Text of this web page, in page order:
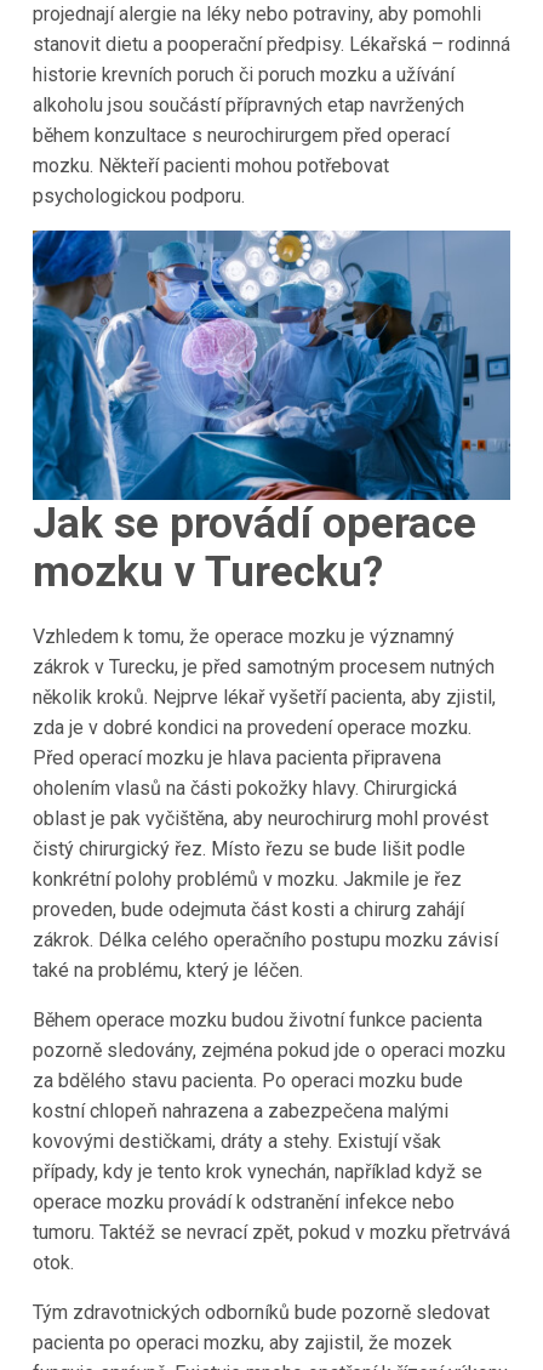
projednají alergie na léky nebo potraviny, aby pomohli
stanovit dietu a pooperační předpisy. Lékařská – rodinná
historie krevních poruch či poruch mozku a užívání
alkoholu jsou součástí přípravných etap navržených
během konzultace s neurochirurgem před operací
mozku. Někteří pacienti mohou potřebovat
psychologickou podporu.
Jak se provádí operace
mozku vTurecku?
Vzhledem k tomu, že operace mozku je významný
zákrok v Turecku, je před samotným procesem nutných
několik kroků. Nejprve lékař vyšetří pacienta, aby zjistil,
zda je v dobré kondici na provedení operace mozku.
Před operací mozku je hlava pacienta připravena
oholením vlasů na části pokožky hlavy. Chirurgická
oblast je pak vyčištěna, aby neurochirurg mohl provést
čistý chirurgický řez. Místo řezu se bude lišit podle
konkrétní polohy problémů v mozku. Jakmile je řez
proveden, bude odejmuta část kosti a chirurg zahájí
zákrok. Délka celého operačního postupu mozku závisí
také na problému, který je léčen.
Během operace mozku budou životní funkce pacienta
pozorně sledovány, zejména pokud jde o operaci mozku
za bdělého stavu pacienta. Po operaci mozku bude
kostní chlopeň nahrazena a zabezpečena malými
kovovými destičkami, dráty a stehy. Existují však
případy, kdy je tento krok vynechán, například když se
operace mozku provádí k odstranění infekce nebo
tumoru. Taktéž se nevrací zpět, pokud v mozku přetrvává
otok.
Tým zdravotnických odborníků bude pozorně sledovat
pacienta po operaci mozku, aby zajistil, že mozek